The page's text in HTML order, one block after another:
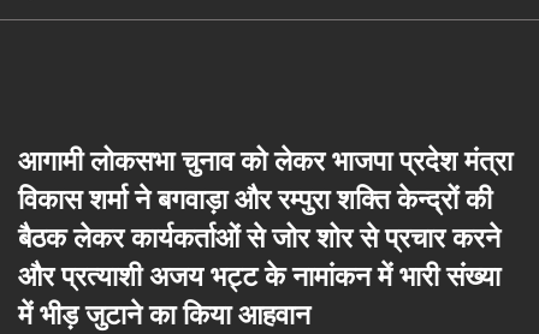
आगामी लोकसभा चुनाव को लेकर भाजपा प्रदेश मंत्रा
विकास शर्मा ने बगवाड़ा और रम्पुरा शक्ति केन्द्रों की
बैठक लेकर कार्यकर्ताओं से जोर शोर से प्रचार करने
और प्रत्याशी अजय भट्ट के नामांकन में भारी संख्या
में भीड़ जुटाने का किया आहवान